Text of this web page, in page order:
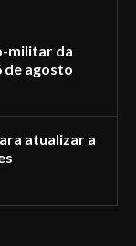
militar da
de agosto
atualizar a